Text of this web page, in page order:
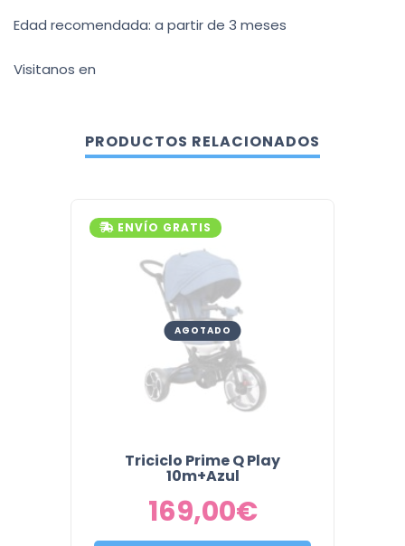
Edad recomendada: a partir de 3 meses
Visitanos en
PRODUCTOS RELACIONADOS
ENVÍO GRATIS
AGOTADO
Triciclo Prime Q Play
10m+Azul
169,00€